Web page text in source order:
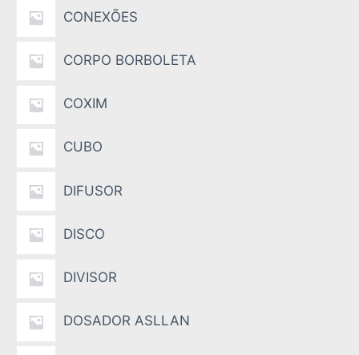
CONEXÕES
CORPO BORBOLETA
COXIM
CUBO
DIFUSOR
DISCO
DIVISOR
DOSADOR ASLLAN